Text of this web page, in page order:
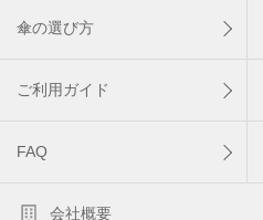
傘の選び方
ご利用ガイド
FAQ
会社概要